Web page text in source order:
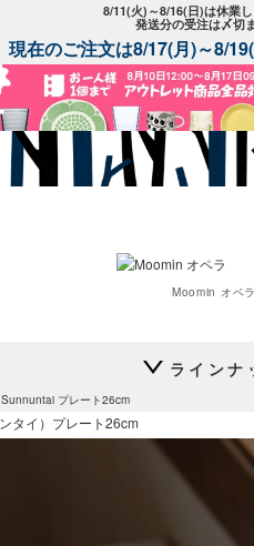
8/11(火)～8/16(日)は休業
発送分の受注は〆切
現在のご注文は8/17(月)～8/
Moomin オペ
ラインナ
Sunnuntai プレート26cm